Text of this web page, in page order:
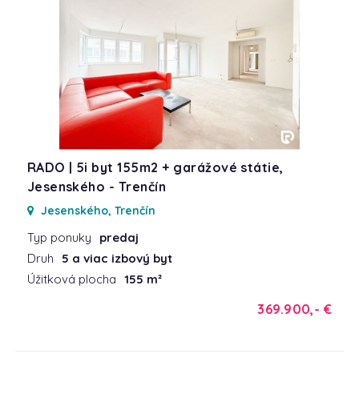
RADO | 5i byt 155m2 + garážové státie,
Jesenského - Trenčín
Jesenského, Trenčín
Typ ponuky
predaj
Druh
5 a viac izbový byt
Úžitková plocha 155 m²
369.900,- €